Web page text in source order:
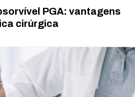
PGA: vantagens
cirúrgica